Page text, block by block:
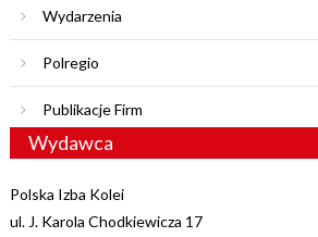
Wydarzenia
Polregio
Publikacje Firm
Wydawca
Polska Izba Kolei
ul. J. Karola Chodkiewicza 17